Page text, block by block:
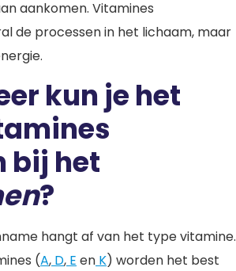
aankomen. Vitamines
de processen in het lichaam, maar
kun je het
bij het
?
hangt af van het type vitamine.
(A, D, E en K) worden het best